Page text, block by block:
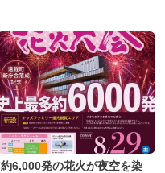
約6,000発の花火が夜空を染